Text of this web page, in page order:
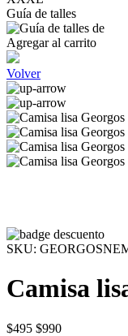
Guía de talles
Agregar al carrito
Volver
SKU:
Camisa
$495 $990